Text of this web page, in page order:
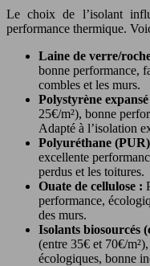
Le choix de l’isolant
performance thermique.
Laine de verre/
bonne performance,
combles et les murs.
Polystyrène
25€/m²), bonne
Adapté à l’isolation
Polyuréthane
excellente
perdus et les toitures.
Ouate de cellulose :
performance,
des murs.
Isolants biosourcés
(entre 35€ et 70€/
écologiques, bonne